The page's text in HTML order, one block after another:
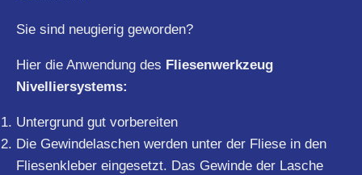
Sie sind neugierig geworden?
Hier die Anwendung des Fliesenwerkzeug
Nivelliersystems:
Untergrund gut vorbereiten
Die Gewindelaschen werden unter der Fliese in den
Fliesenkleber eingesetzt. Das Gewinde der Lasche